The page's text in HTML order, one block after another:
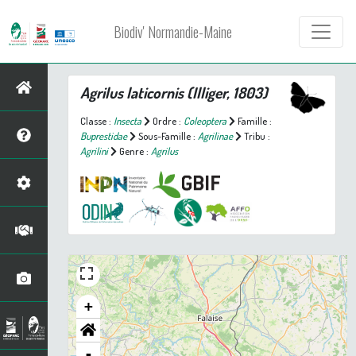
Biodiv' Normandie-Maine
Agrilus laticornis(Illiger, 1803)
Classe : Insecta Ordre : Coleoptera
Famille :
Buprestidae
Sous-Famille : Agrilinae
Tribu :
Agrilini
Genre : Agrilus
+